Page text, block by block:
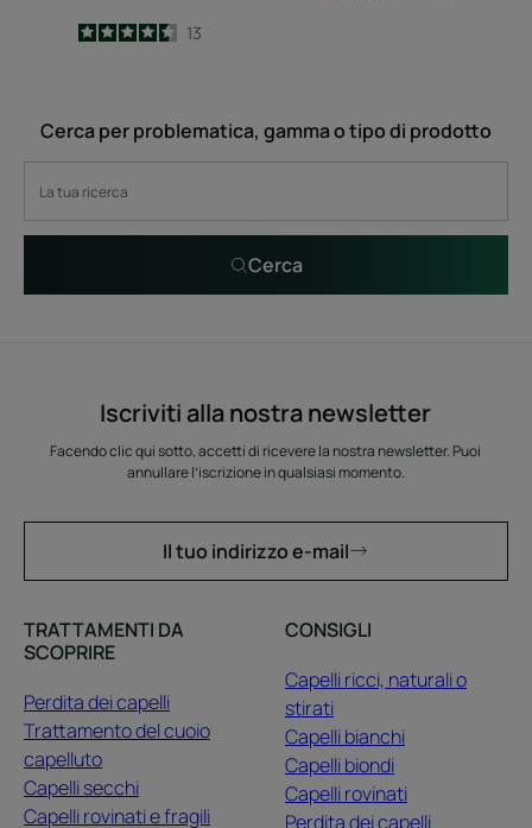
4.5
/5
13
Cerca per problematica, gamma o tipo di prodotto
Cerca
Iscriviti alla nostra newsletter
Facendo clic qui sotto, accetti di ricevere la nostra newsletter. Puoi
annullare l’iscrizione in qualsiasi momento.
Il tuo indirizzo e-mail
TRATTAMENTI DA
SCOPRIRE
Perdita dei capelli
Trattamento del cuoio
capelluto
Capelli secchi
Capelli rovinati e fragili
CONSIGLI
Capelli ricci, naturali o
stirati
Capelli bianchi
Capelli biondi
Capelli rovinati
Perdita dei capelli